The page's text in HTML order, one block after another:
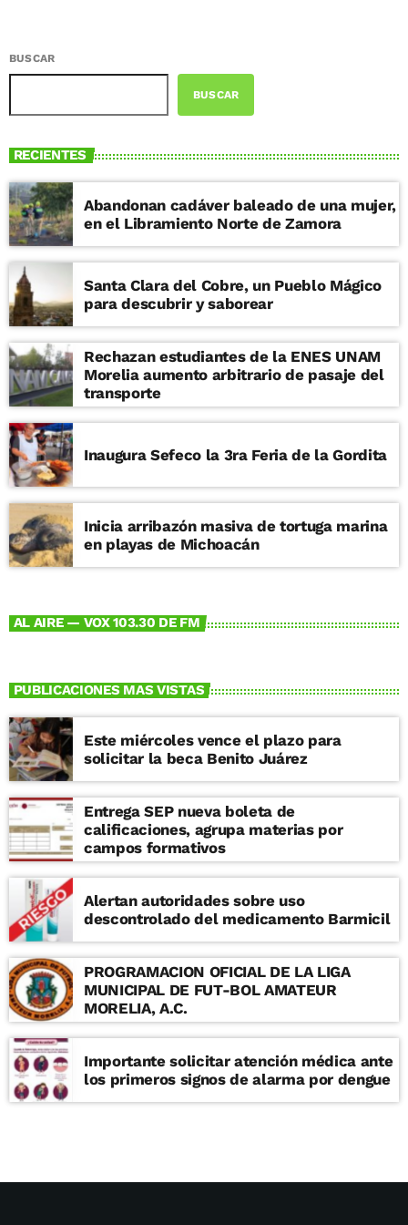
excepción. Las y los esperamos, no falten,
porque además de aprender de boxeo, se
van a divertir y pasar un gran momento”,
aseguró el director de la Cecufid, Raúl
solo deben llevar ropa deportiva y mucha
energía para vivir una gran experiencia
deportiva en el CDER, ubicado en avenida
Acueducto, colonia Vasco de Quiroga, en
Morelia, Michoacán.
BUSCAR
BUSCAR
RECIENTES
Abandonan cadáver baleado de una mujer,
en el Libramiento Norte de Zamora
Santa Clara del Cobre, un Pueblo Mágico
para descubrir y saborear
Rechazan estudiantes de la ENES UNAM
Morelia aumento arbitrario de pasaje del
transporte
Inaugura Sefeco la 3ra Feria de la Gordita
Inicia arribazón masiva de tortuga marina
en playas de Michoacán
AL AIRE — VOX 103.30 DE FM
PUBLICACIONES MAS VISTAS
Este miércoles vence el plazo para
solicitar la beca Benito Juárez
Entrega SEP nueva boleta de
calificaciones, agrupa materias por
campos formativos
Alertan autoridades sobre uso
descontrolado del medicamento Barmicil
PROGRAMACION OFICIAL DE LA LIGA
MUNICIPAL DE FUT-BOL AMATEUR
MORELIA, A.C.
Importante solicitar atención médica ante
los primeros signos de alarma por dengue